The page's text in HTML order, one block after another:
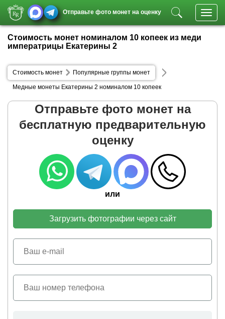
Отправьте фото монет на оценку
Стоимость монет номиналом 10 копеек из меди
императрицы Екатерины 2
Стоимость монет Популярные группы монет
Медные монеты Екатерины 2 номиналом 10 копеек
Отправьте фото монет на
бесплатную предварительную
оценку
или
Загрузить фотографии через сайт